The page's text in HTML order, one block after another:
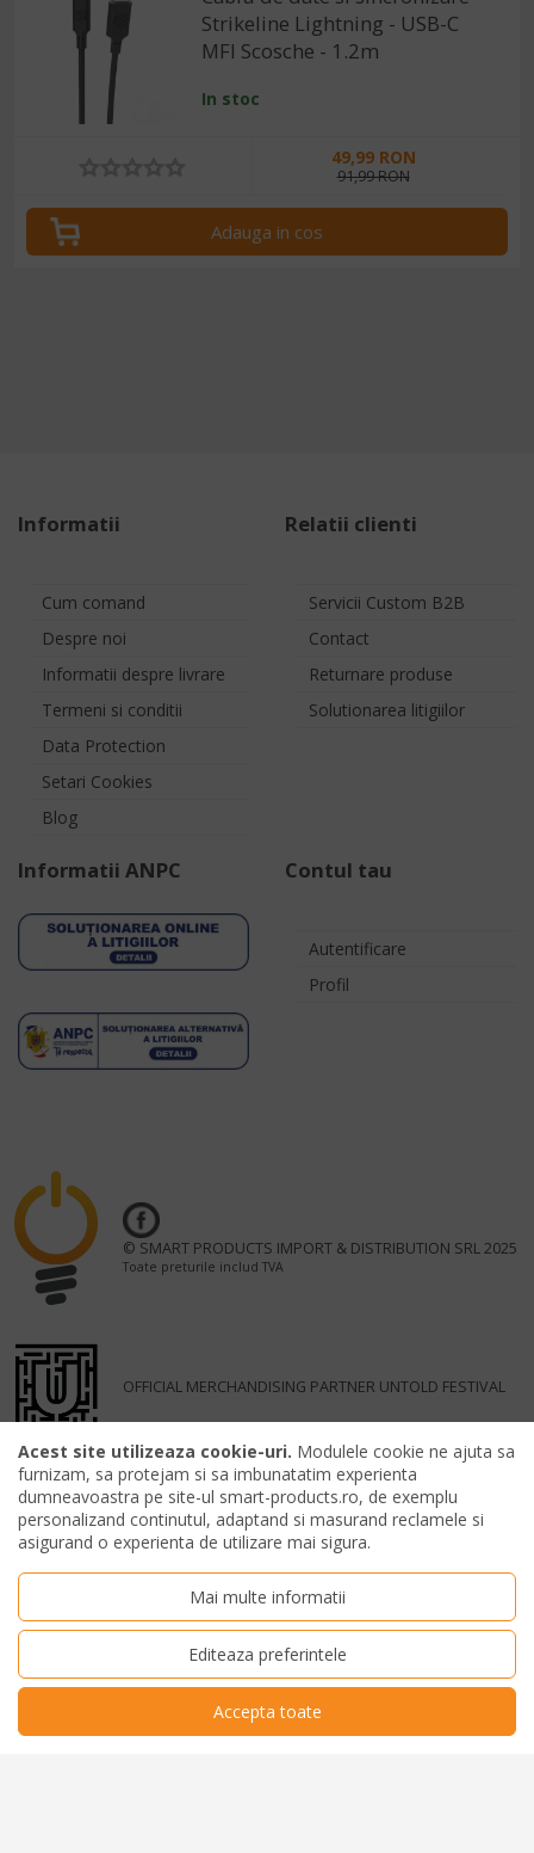
Strikeline Lightning - USB-C
MFI Scosche - 1.2m
In stoc
49,99 RON
91,99 RON
Adauga in cos
Informatii
Cum comand
Despre noi
Informatii despre livrare
Termeni si conditii
Data Protection
Setari Cookies
Blog
Relatii clienti
Servicii Custom B2B
Contact
Returnare produse
Solutionarea litigiilor
Informatii ANPC Contul tau
Autentificare
Profil
© SMART PRODUCTS IMPORT & DISTRIBUTION SRL 2025
Toate preturile includ TVA
OFFICIAL MERCHANDISING PARTNER UNTOLD FESTIVAL
Acest site utilizeaza cookie-uri. Modulele cookie ne ajuta sa
furnizam, sa protejam si sa imbunatatim experienta
dumneavoastra pe site-ul smart-products.ro, de exemplu
personalizand continutul, adaptand si masurand reclamele si
asigurand o experienta de utilizare mai sigura.
Mai multe informatii
Editeaza preferintele
Accepta toate